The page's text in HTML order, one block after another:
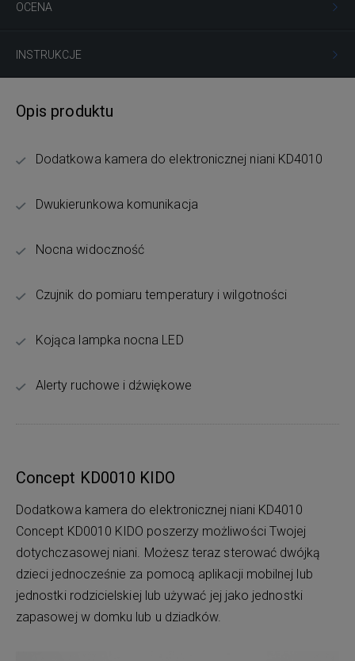
OCENA
INSTRUKCJE
Opis produktu
Dodatkowa kamera do elektronicznej niani KD4010
Dwukierunkowa komunikacja
Nocna widoczność
Czujnik do pomiaru temperatury i wilgotności
Kojąca lampka nocna LED
Alerty ruchowe i dźwiękowe
Concept KD0010 KIDO
Dodatkowa kamera do elektronicznej niani KD4010
Concept KD0010 KIDO poszerzy możliwości Twojej
dotychczasowej niani. Możesz teraz sterować dwójką
dzieci jednocześnie za pomocą aplikacji mobilnej lub
jednostki rodzicielskiej lub używać jej jako jednostki
zapasowej w domku lub u dziadków.